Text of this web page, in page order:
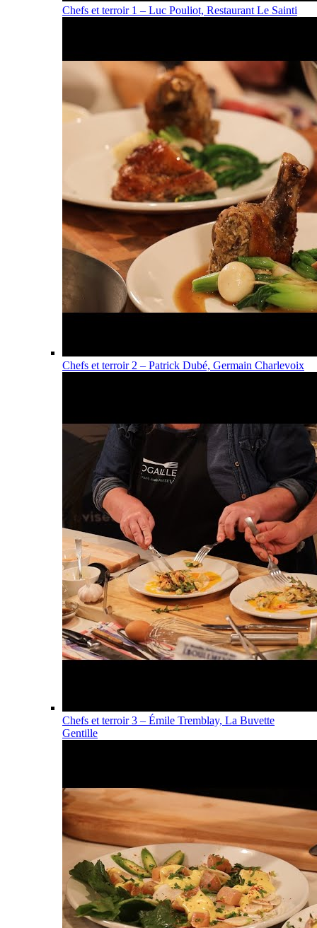
Chefs et terroir 1 – Luc Pouliot, Restaurant Le Sainti
Chefs et terroir 2 – Patrick Dubé, Germain Charlevoix
Chefs et terroir 3 – Émile Tremblay, La Buvette
Gentille